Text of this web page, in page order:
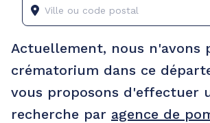
Actuellement, nous n'avons
crématorium dans ce
vous proposons d'effectuer
recherche par agence de